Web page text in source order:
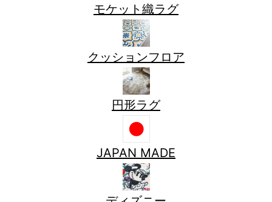
モケット織ラグ
クッションフロア
円形ラグ
JAPAN MADE